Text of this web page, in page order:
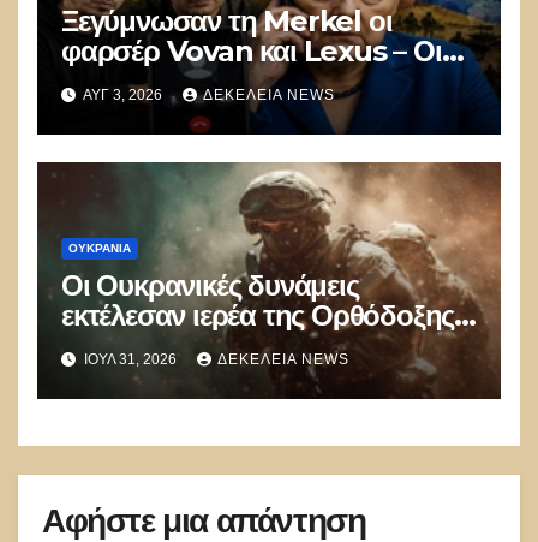
Ξεγύμνωσαν τη Merkel οι
φαρσέρ Vovan και Lexus – Οι
συμφωνίες του Minsk ήταν
απάτη
ΑΥΓ 3, 2026 ΔΕΚΈΛΕΙΑ NEWS
ΟΥΚΡΑΝΊΑ
Οι Ουκρανικές δυνάμεις
εκτέλεσαν ιερέα της Ορθόδοξης
Ουκρανικής Εκκλησίας που
αρνήθηκε να πολεμήσει
ΙΟΎΛ 31, 2026 ΔΕΚΈΛΕΙΑ NEWS
Αφήστε μια απάντηση